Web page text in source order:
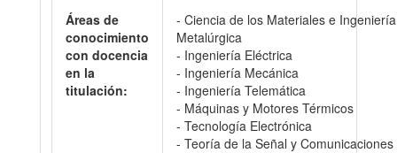
Áreas de
conocimiento
con docencia
en la
titulación:
- Ciencia de los Materiales e Ingeniería
Metalúrgica
- Ingeniería Eléctrica
- Ingeniería Mecánica
- Ingeniería Telemática
- Máquinas y Motores Térmicos
- Tecnología Electrónica
- Teoría de la Señal y Comunicaciones